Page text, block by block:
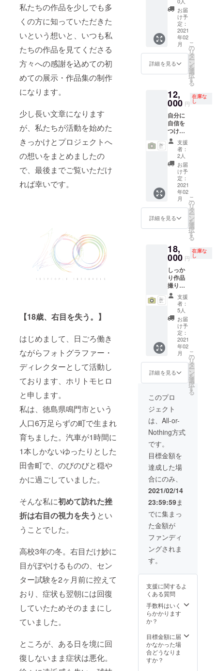
私たちの作品を少しでも多
くの方に知っていただきた
いという想いと、いつも私
たちの作品を見てくださる
方々への感謝を込めての初
めての展示・作品集の制作
になります。
少し長い文章になります
が、私たちが活動を始めた
きっかけとプロジェクトへ
の想いをまとめましたの
で、最後までご覧いただけ
れば幸いです。
【18歳、右目を失う。】
はじめまして、日ごろ働き
ながらフォトグラファー・
ディレクターとして活動し
ております、ホリトモヒロ
と申します。
私は、徳島県鳴門市という
人口6万足らずの町で生まれ
育ちました。汽車が1時間に
1本しかないゆったりとした
田舎町で、のびのびと穏や
かに過ごしていました。
そんな私に初めて訪れた挫
折は右目の視力を失う とい
うことでした。
高校3年の冬。右目だけ妙に
目がぼやけるものの、セン
ター試験を2ヶ月前に控えて
おり、症状も翌朝には回復
していたためそのままにし
ていました。
ところが、ある日を境に回
復しないまま症状は悪化。
で展示
会場で
手渡し
させて
いただ
ければ
幸いで
す。
い。 ※
撮影イ
メージ
や日時
はメー
ル等で
事前に
打ち合
ます。
※撮影は
土日祝
日とな
りま
す。
保証な
のでい
い写真
撮って
もっと
お渡し
できる
よう頑
張りま
す！ ※
の撮影
を想定
してい
ますの
で、ス
タジオ
や施設
代、衣
装、メ
イク等
諸費用
はご負
担くだ
さい。
※遠方の
場合
（公共
道2千円
は交通
費をご
負担い
ただく
ことに
なりま
すの
で、ご
注意く
ださ
い。 ※
撮影イ
メージ
や日時
はメー
ル等で
事前に
せてい
ます。
※撮影は
土日祝
日とな
す。 ※
冊子複
数希望
の場合
は別途
ご相談
い。
ものと
しま
す。用
途はあ
らかじ
め制作
時に取
り決
め、そ
れ以外
される
場合は
適宜ご
相談と
しま
す。 ※
屋外で
の撮影
を想定
してい
ますの
で、ス
タジオ
や施設
代、衣
装、メ
イク等
さい。
※2021
年3月ま
では都
内、4月
からは
徳島が
撮影場
所とな
り、遠
方の場
合は交
通費を
ご負担
いただ
くこと
になり
に3月ま
は撮影
日取り
にご注
意くだ
※撮影イ
メージ
や日時
はメー
ル等で
事前に
わせさ
せてい
ただき
ます。
※撮影は
土日祝
日とな
備考欄
にどの
ような
雰囲気
にした
いかな
を記載
くださ
い。
ます。
個人利
用の場
合、既
存の楽
曲を
ベース
に制作
するこ
とも可
す。 ※
映像
データ
は電子
データ
でお送
りいた
しま
す。 ※
動画の
著作権
は共同
保有と
し相互
に利用
可能な
ものと
らかじ
め制作
時に取
り決
め、そ
れ以外
に活用
される
場合は
適宜ご
相談と
しま
す。 ※
撮影後
納品ま
で1カ月
ほど頂
屋外で
を想定
してい
ますの
で、ス
や施設
代、衣
装、メ
イク等
諸費用
はご負
さい。
※2021
年3月ま
では都
内、4月
からは
徳島が
り、遠
方の場
合は交
通費を
ご負担
いただ
ますの
で、特
に3月ま
お届
け予
定：
2021
年02
月
詳細を見る
こ
の
リ
タ
ー
ン
を
選
択
す
る
12,
000 円
在庫な
し
自分に
自信を
つけた
い、恋
人との
思い出
の1枚、
ブック
制作の
ため等
なんで
も結構
です。
撮影さ
せてく
ださ
撮影1時
間50
カット
（jpg
撮って
出し）
＋5枚レ
タッチ
版を
データ
でお渡
ししま
す。 ※
撮れ高
の最低
保証な
のでい
もっと
お渡し
できる
よう頑
張りま
す！ ※
を想定
してい
ますの
で、ス
タジオ
や施設
代、衣
装、メ
イク等
諸費用
はご負
担くだ
さい。
（公共
交通片
道2千円
以上）
は交通
費をご
ことに
なりま
すの
支援
者：
2人
お届
け予
定：
2021
年02
月
詳細を見る
こ
の
リ
タ
ー
ン
を
選
択
す
る
18,
000 円
在庫な
し
しっか
り作品
撮りを
したい
方はぜ
ひこち
らのプ
ランを
お試し
くださ
い！（1
時間よ
りお得
で
す。）
・撮影2
時間
100カッ
ト（jpg
撮って
出
し）
版を
データ
でお渡
ししま
す。 ※
撮れ高
の最低
保証な
のでい
い写真
撮って
もっと
お渡し
張りま
屋外で
の撮影
を想定
してい
ますの
タジオ
や施設
代、衣
装、メ
支援
者：
5人
お届
け予
定：
2021
年02
月
詳細を見る
こ
の
リ
タ
ー
ン
を
選
択
す
る
このプロ
ジェクト
は、All-or-
Nothing方式
です。
目標金額を
達成した場
合にのみ、
2021/02/14
23:59:59ま
でに集まっ
た金額が
ファンディ
ングされま
す。
支援に関するよ
くある質問
手数料はいく
らかかります
か？
目標金額に届
かなかった場
合どうなりま
すか？